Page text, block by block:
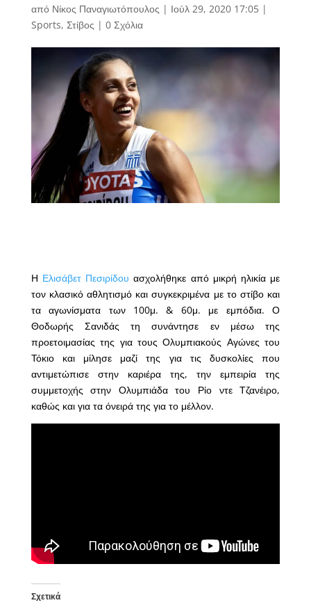
από Νίκος Παναγιωτόπουλος | Ιούλ 29, 2020 17:05|
Sports, Στίβος | 0 Σχόλια
Η Ελισάβετ Πεσιρίδου ασχολήθηκε από μικρή ηλικία με
τον κλασικό αθλητισμό και συγκεκριμένα με το στίβο και
τα αγωνίσματα των 100μ. & 60μ. με εμπόδια. Ο
Θοδωρής Σανιδάς τη συνάντησε εν μέσω της
προετοιμασίας της για τους Ολυμπιακούς Αγώνες του
Τόκιο και μίλησε μαζί της για τις δυσκολίες που
αντιμετώπισε στην καριέρα της, την εμπειρία της
συμμετοχής στην Ολυμπιάδα του Ρίο ντε Τζανέιρο,
καθώς και για τα όνειρά της για το μέλλον.
Σχετικά